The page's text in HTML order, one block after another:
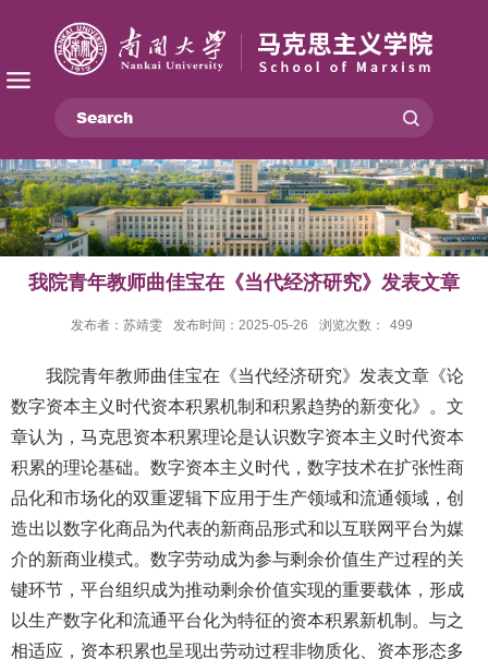
我院青年教师曲佳宝在《当代经济研究》发表文章
发布者：苏靖雯 发布时间：2025-05-26 浏览次数： 499
我院青年教师曲佳宝在《当代经济研究》发表文章《论
数字资本主义时代资本积累机制和积累趋势的新变化》。文
章认为，马克思资本积累理论是认识数字资本主义时代资本
积累的理论基础。数字资本主义时代，数字技术在扩张性商
品化和市场化的双重逻辑下应用于生产领域和流通领域，创
造出以数字化商品为代表的新商品形式和以互联网平台为媒
介的新商业模式。数字劳动成为参与剩余价值生产过程的关
键环节，平台组织成为推动剩余价值实现的重要载体，形成
以生产数字化和流通平台化为特征的资本积累新机制。与之
相适应，资本积累也呈现出劳动过程非物质化、资本形态多